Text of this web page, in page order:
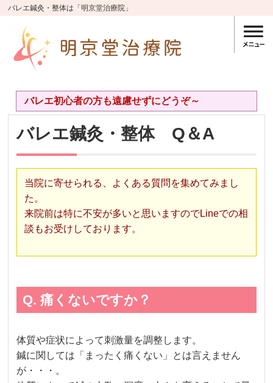
バレエ鍼灸・整体は「明京堂治療院」
バレエ初心者の方も遠慮せずにどうぞ～
バレエ鍼灸・整体 Q＆A
当院に寄せられる、よくある質問を集めてみまし
た。
来院前は特に不安が多いと思いますのでLineでの相
談もお受けしております。
Q. 痛くないですか？
体質や症状によって刺激量を調整します。
鍼に関しては「まったく痛くない」とは言えません
が・・・。